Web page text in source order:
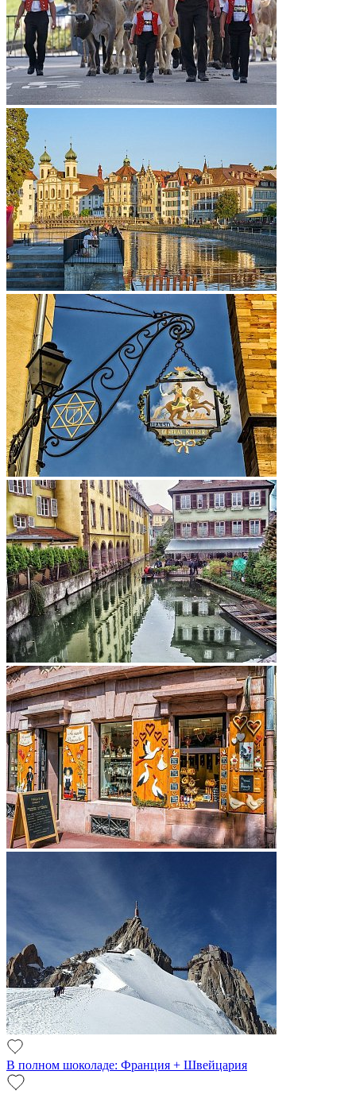
В полном шоколаде: Франция + Швейцария